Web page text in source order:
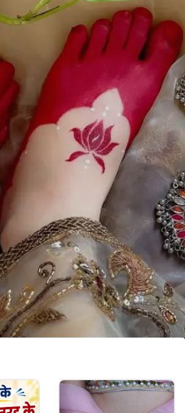
बनाने में सिंपल और दिखने में रॉयल लुक
आप पूजा के दौरान लगा सकती हैं।